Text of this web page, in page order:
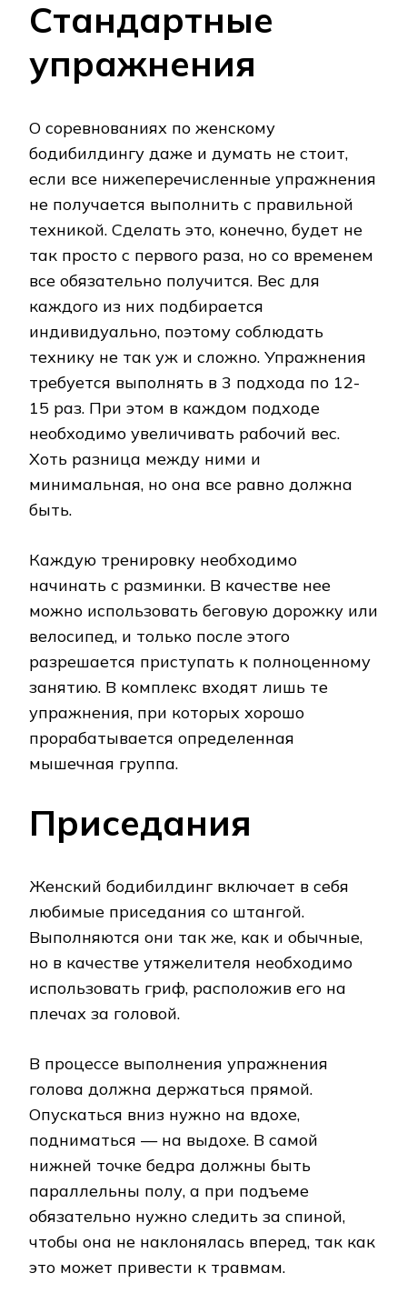
Стандартные
упражнения
О соревнованиях по женскому
бодибилдингу даже и думать не стоит,
если все нижеперечисленные упражнения
не получается выполнить с правильной
техникой. Сделать это, конечно, будет не
так просто с первого раза, но со временем
все обязательно получится. Вес для
каждого из них подбирается
индивидуально, поэтому соблюдать
технику не так уж и сложно. Упражнения
требуется выполнять в 3 подхода по 12-
15 раз. При этом в каждом подходе
необходимо увеличивать рабочий вес.
Хоть разница между ними и
минимальная, но она все равно должна
быть.
Каждую тренировку необходимо
начинать с разминки. В качестве нее
можно использовать беговую дорожку или
велосипед, и только после этого
разрешается приступать к полноценному
занятию. В комплекс входят лишь те
упражнения, при которых хорошо
прорабатывается определенная
мышечная группа.
Приседания
Женский бодибилдинг включает в себя
любимые приседания со штангой.
Выполняются они так же, как и обычные,
но в качестве утяжелителя необходимо
использовать гриф, расположив его на
плечах за головой.
В процессе выполнения упражнения
голова должна держаться прямой.
Опускаться вниз нужно на вдохе,
подниматься — на выдохе. В самой
нижней точке бедра должны быть
параллельны полу, а при подъеме
обязательно нужно следить за спиной,
чтобы она не наклонялась вперед, так как
это может привести к травмам.